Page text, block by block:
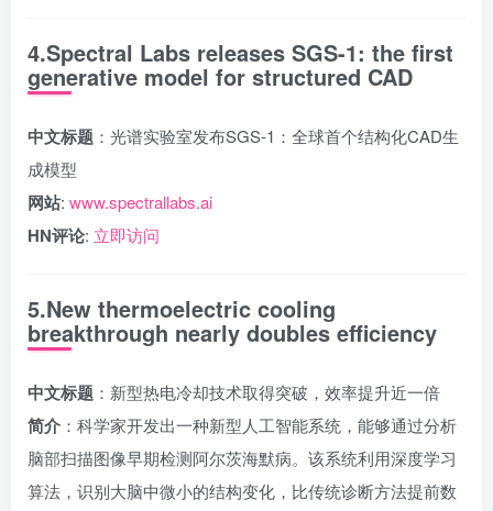
4.Spectral Labs releases SGS-1: the first
generative model for structured CAD
中文标题 ：光谱实验室发布SGS-1：全球首个结构化CAD生
成模型
网站: www.spectrallabs.ai
HN评论: 立即访问
5.New thermoelectric cooling
breakthrough nearly doubles efficiency
中文标题 ：新型热电冷却技术取得突破，效率提升近一倍
简介 ：科学家开发出一种新型人工智能系统，能够通过分析
脑部扫描图像早期检测阿尔茨海默病。该系统利用深度学习
算法，识别大脑中微小的结构变化，比传统诊断方法提前数